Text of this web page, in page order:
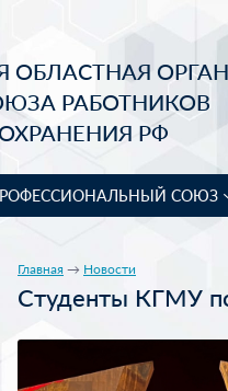
ОБЛАСТНАЯ
РАБОТНИКОВ
РФ
СОЮЗ
Главная → Новости
Студенты КГМУ